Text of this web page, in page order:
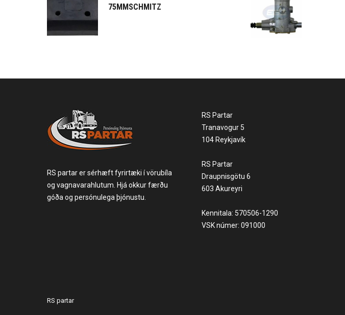
75MMSCHMITZ
RS partar er sérhæft fyrirtæki í vörubíla
og vagnavarahlutum. Hjá okkur færðu
góða og persónulega þjónustu.
RS Partar
Tranavogur 5
104 Reykjavík
RS Partar
Draupnisgötu 6
603 Akureyri
Kennitala: 570506-1290
VSK númer: 091000
RS partar